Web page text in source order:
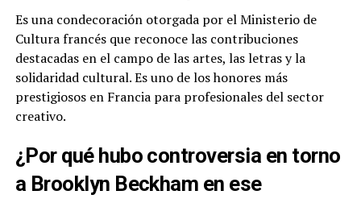
Es una condecoración otorgada por el Ministerio de
Cultura francés que reconoce las contribuciones
destacadas en el campo de las artes, las letras y la
solidaridad cultural. Es uno de los honores más
prestigiosos en Francia para profesionales del sector
creativo.
¿Por qué hubo controversia en torno
a Brooklyn Beckham en ese